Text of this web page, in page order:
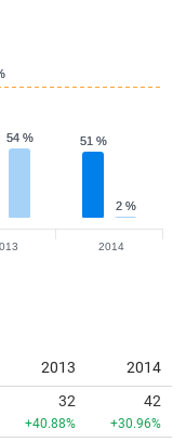
51 %
51 %
54 %
54 %
2 %
2 %
2014
2013
2014
32
+40.88%
42
+30.96%